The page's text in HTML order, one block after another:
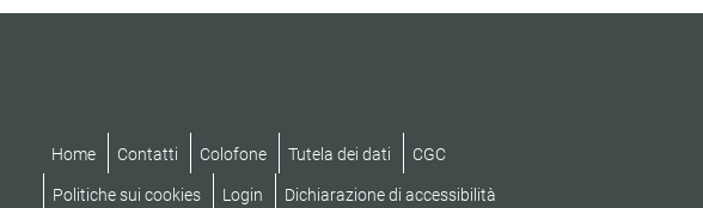
Home Contatti Colofone Tutela dei dati CGC
Politiche sui cookies Login Dichiarazione di accessibilità